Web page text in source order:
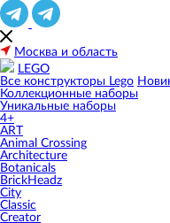
Москва и область
LEGO
Все конструкторы Lego
Коллекционные наборы
Уникальные наборы
4+
ART
Animal Crossing
Architecture
Botanicals
BrickHeadz
City
Classic
Creator